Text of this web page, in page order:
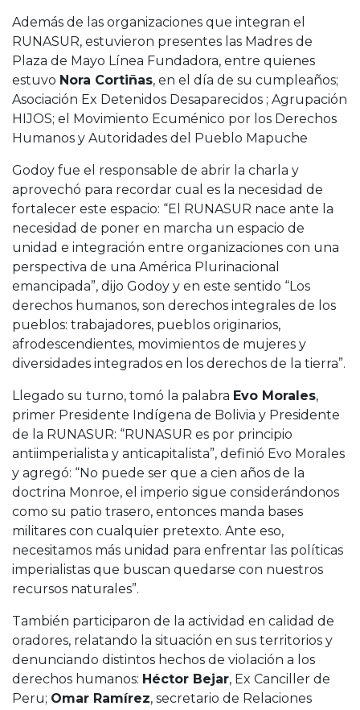
Además de las organizaciones que integran el
RUNASUR, estuvieron presentes las Madres de
Plaza de Mayo Línea Fundadora, entre quienes
estuvo Nora Cortiñas, en el día de su cumpleaños;
Asociación Ex Detenidos Desaparecidos ; Agrupación
HIJOS; el Movimiento Ecuménico por los Derechos
Humanos y Autoridades del Pueblo Mapuche
Godoy fue el responsable de abrir la charla y
aprovechó para recordar cual es la necesidad de
fortalecer este espacio: “El RUNASUR nace ante la
necesidad de poner en marcha un espacio de
unidad e integración entre organizaciones con una
perspectiva de una América Plurinacional
emancipada”, dijo Godoy y en este sentido “Los
derechos humanos, son derechos integrales de los
pueblos: trabajadores, pueblos originarios,
afrodescendientes, movimientos de mujeres y
diversidades integrados en los derechos de la tierra”.
Llegado su turno, tomó la palabra Evo Morales,
primer Presidente Indígena de Bolivia y Presidente
de la RUNASUR: “RUNASUR es por principio
antiimperialista y anticapitalista”, definió Evo Morales
y agregó: “No puede ser que a cien años de la
doctrina Monroe, el imperio sigue considerándonos
como su patio trasero, entonces manda bases
militares con cualquier pretexto. Ante eso,
necesitamos más unidad para enfrentar las políticas
imperialistas que buscan quedarse con nuestros
recursos naturales”.
También participaron de la actividad en calidad de
oradores, relatando la situación en sus territorios y
denunciando distintos hechos de violación a los
derechos humanos: Héctor Bejar, Ex Canciller de
Peru; Omar Ramírez, secretario de Relaciones